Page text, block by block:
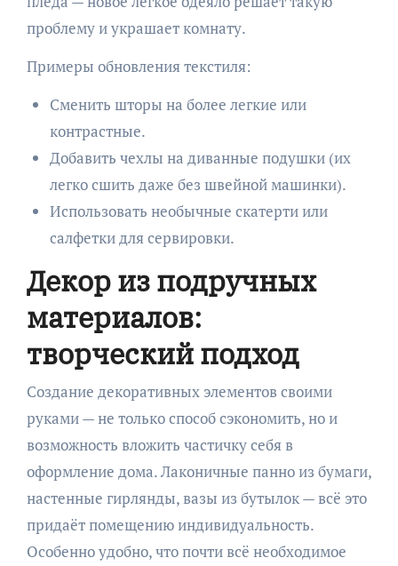
проблему и украшает комнату.
Примеры обновления текстиля:
Сменить шторы на более легкие или
контрастные.
Добавить чехлы на диванные подушки (их
легко сшить даже без швейной машинки).
Использовать необычные скатерти или
салфетки для сервировки.
Декор из подручных
материалов:
творческий подход
Создание декоративных элементов своими
руками — не только способ сэкономить, но и
возможность вложить частичку себя в
оформление дома. Лаконичные панно из бумаги,
настенные гирлянды, вазы из бутылок — всё это
придаёт помещению индивидуальность.
Особенно удобно, что почти всё необходимое